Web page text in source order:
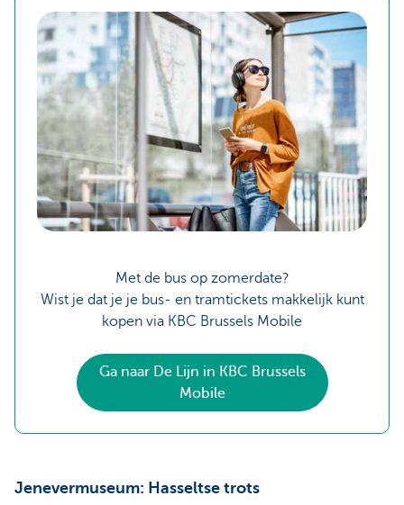
Met de bus op zomerdate?
Wist je dat je je bus- en tramtickets makkelijk kunt
kopen via KBC Brussels Mobile
Ga naar De Lijn in KBC Brussels
Mobile
Jenevermuseum: Hasseltse trots